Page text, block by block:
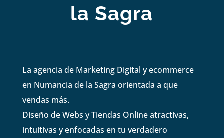
la Sagra
La agencia de Marketing Digital y ecommerce
en Numancia de la Sagra orientada a que
vendas más.
Diseño de Webs y Tiendas Online atractivas,
intuitivas y enfocadas en tu verdadero